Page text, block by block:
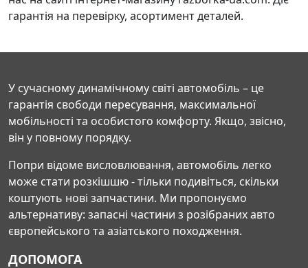
гарантія на перевірку, асортимент деталей.
У сучасному динамічному світі автомобіль – це
гарантія свободи пересування, максимальної
мобільності та особистого комфорту. Якщо, звісно,
він у повному порядку.
Попри відоме висловлювання, автомобіль легко
може стати розкішшю - тільки подивіться, скільки
коштують нові запчастини. Ми пропонуємо
альтернативу: запасні частини з розібраних авто
європейського та азіатського походження.
ДОПОМОГА